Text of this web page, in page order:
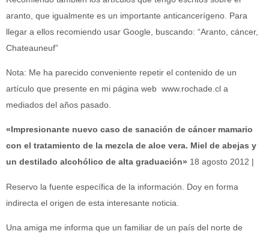
aranto, que igualmente es un importante anticancerígeno. Para
llegar a ellos recomiendo usar Google, buscando: “Aranto, cáncer,
Chateauneuf”
Nota: Me ha parecido conveniente repetir el contenido de un
artículo que presente en mi página web www.rochade.cl a
mediados del años pasado.
«Impresionante nuevo caso de sanación de cáncer mamario
con el tratamiento de la mezcla de aloe vera. Miel de abejas y
un destilado alcohólico de alta graduación» 18 agosto 2012 |
Reservo la fuente específica de la información. Doy en forma
indirecta el origen de esta interesante noticia.
Una amiga me informa que un familiar de un país del norte de